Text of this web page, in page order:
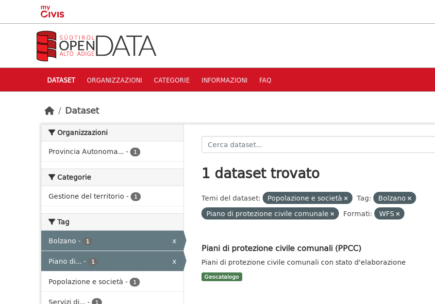
Skip to main content
DATASET ORGANIZZAZIONI CATEGORIE INFORMAZIONI FAQ
Dataset
Organizzazioni
Provincia Autonoma... - 1
Categorie
Gestione del territorio - 1
Tag
Bolzano - 1
x
Piano di... - 1
x
Popolazione e società - 1
Servizi di... -
1 dataset trovato
Temi del dataset: Popolazione e società Tag:
Bolzano
Piano di protezione civile comunale
Formati: WFS
Piani di protezione civile comunali (PPCC)
Piani di protezione civile comunali con stato d'elaborazione
Geocatalogo